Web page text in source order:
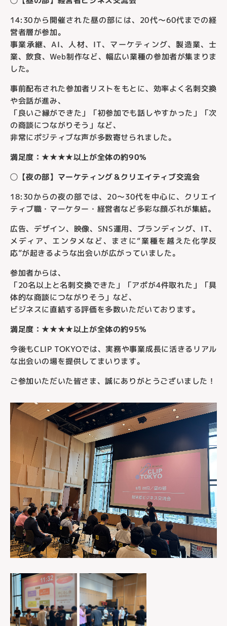
14:30から開催された昼の部には、20代〜60代までの経
営者層が参加。
事業承継、AI、人材、IT、マーケティング、製造業、士
業、飲食、Web制作など、幅広い業種の参加者が集まりま
した。
事前配布された参加者リストをもとに、効率よく名刺交換
や会話が進み、
「良いご縁ができた」「初参加でも話しやすかった」「次
の商談につながりそう」など、
非常にポジティブな声が多数寄せられました。
満足度：★★★★以上が全体の約90%
◯【夜の部】マーケティング＆クリエイティブ交流会
18:30からの夜の部では、20〜30代を中心に、クリエイ
ティブ職・マーケター・経営者など多彩な顔ぶれが集結。
広告、デザイン、映像、SNS運用、ブランディング、IT、
メディア、エンタメなど、まさに“業種を越えた化学反
応”が起きるような出会いが広がっていました。
参加者からは、
「20名以上と名刺交換できた」「アポが4件取れた」「具
体的な商談につながりそう」など、
ビジネスに直結する評価を多数いただいております。
満足度：★★★★以上が全体の約95%
今後もCLIP TOKYOでは、実務や事業成長に活きるリアル
な出会いの場を提供してまいります。
ご参加いただいた皆さま、誠にありがとうございました！